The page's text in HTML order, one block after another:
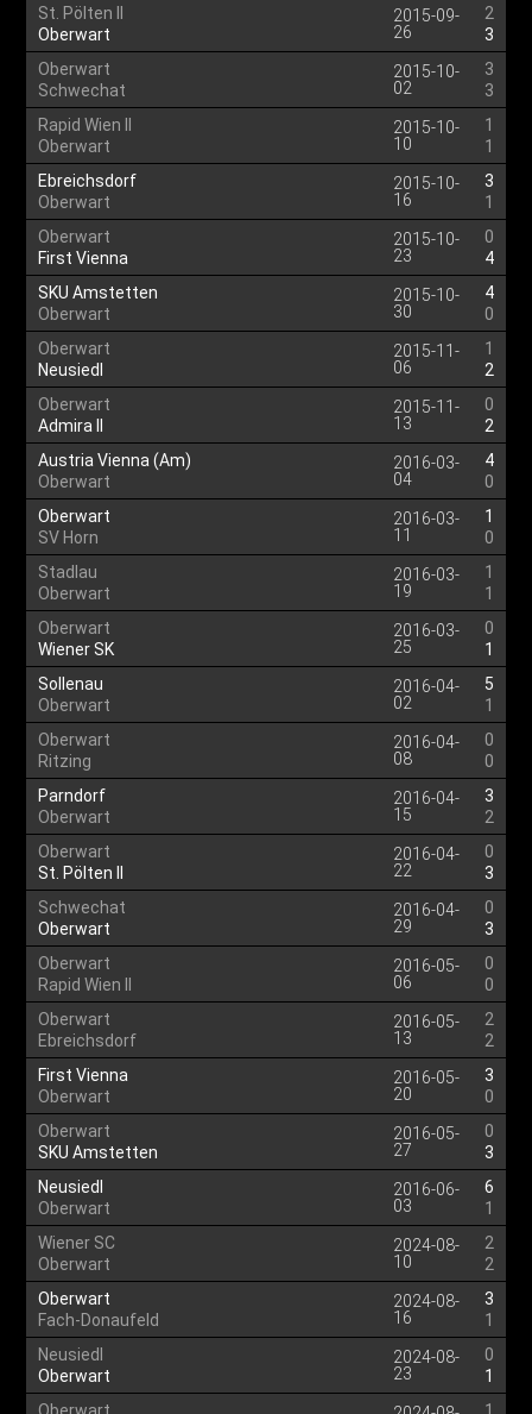
St. Pölten II
Oberwart
2015-09-
26
2
3
Oberwart
Schwechat
2015-10-
02
3
3
Rapid Wien II
Oberwart
2015-10-
10
1
1
Ebreichsdorf
Oberwart
2015-10-
16
3
1
Oberwart
First Vienna
2015-10-
23
0
4
SKU Amstetten
Oberwart
2015-10-
30
4
0
Oberwart
Neusiedl
2015-11-
06
1
2
Oberwart
Admira II
2015-11-
13
0
2
Austria Vienna (Am)
Oberwart
2016-03-
04
4
0
Oberwart
SV Horn
2016-03-
11
1
0
Stadlau
Oberwart
2016-03-
19
1
1
Oberwart
Wiener SK
2016-03-
25
0
1
Sollenau
Oberwart
2016-04-
02
5
1
Oberwart
Ritzing
2016-04-
08
0
0
Parndorf
Oberwart
2016-04-
15
3
2
Oberwart
St. Pölten II
2016-04-
22
0
3
Schwechat
Oberwart
2016-04-
29
0
3
Oberwart
Rapid Wien II
2016-05-
06
0
0
Oberwart
Ebreichsdorf
2016-05-
13
2
2
First Vienna
Oberwart
2016-05-
20
3
0
Oberwart
SKU Amstetten
2016-05-
27
0
3
Neusiedl
Oberwart
2016-06-
03
6
1
Wiener SC
Oberwart
2024-08-
10
2
2
Oberwart
Fach-Donaufeld
2024-08-
16
3
1
Neusiedl
Oberwart
2024-08-
23
0
1